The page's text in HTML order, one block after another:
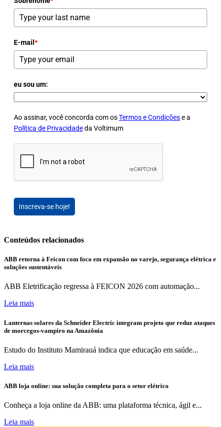
E-mail *
eu sou um:
Ao assinar, você concorda com osTermos e Condiçõese a
Política de Privacidadeda Voltimum
Inscreva-se hoje!
Conteúdos relacionados
ABB retorna à Feicon com foco em expansão no varejo, segurança elétrica e
soluções sustentáveis
ABB Eletrificação regressa à FEICON 2026 com automação...
Leia mais
Lanternas solares da Schneider Electric integram projeto que reduz ataques
de morcegos-vampiro na Amazônia
Estudo do Instituto Mamirauá indica que educação em saúde...
Leia mais
ABB loja online: sua solução completa para o setor elétrico
Conheça a loja online da ABB: uma plataforma técnica, ágil e...
Leia mais